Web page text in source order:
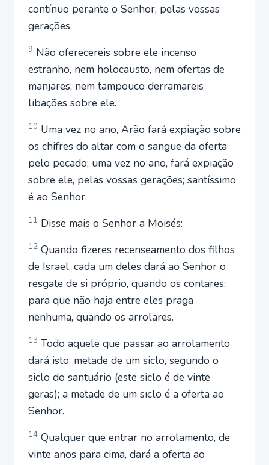
contínuo perante o Senhor, pelas vossas
gerações.
9 Não oferecereis sobre ele incenso
estranho, nem holocausto, nem ofertas de
manjares; nem tampouco derramareis
libações sobre ele.
10 Uma vez no ano, Arão fará expiação sobre
os chifres do altar com o sangue da oferta
pelo pecado; uma vez no ano, fará expiação
sobre ele, pelas vossas gerações; santíssimo
é ao Senhor.
11 Disse mais o Senhor a Moisés:
12 Quando fizeres recenseamento dos filhos
de Israel, cada um deles dará ao Senhor o
resgate de si próprio, quando os contares;
para que não haja entre eles praga
nenhuma, quando os arrolares.
13 Todo aquele que passar ao arrolamento
dará isto: metade de um siclo, segundo o
siclo do santuário (este siclo é de vinte
geras); a metade de um siclo é a oferta ao
Senhor.
14 Qualquer que entrar no arrolamento, de
vinte anos para cima, dará a oferta ao